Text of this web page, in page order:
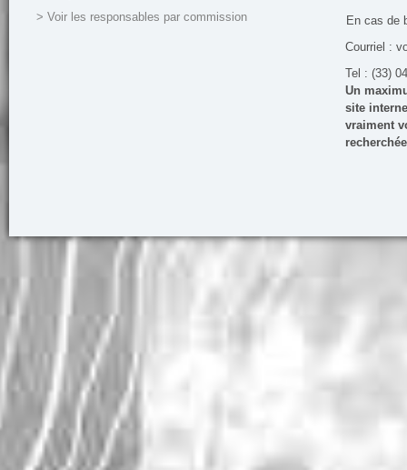
> Voir les responsables par commission
En cas de
Courriel :
Tel : (33)
Un
site
vraiment